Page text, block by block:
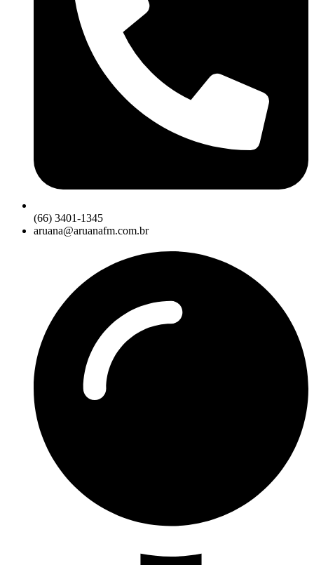
(66) 3401-1345
aruana@aruanafm.com.br